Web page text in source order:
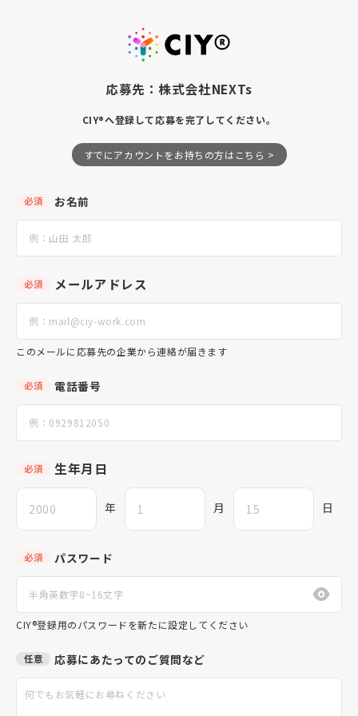
応募先：株式会社NEXTs
CIY®へ登録して応募を完了してください。
すでにアカウントをお持ちの方はこちら >
必須 お名前
必須 メールアドレス
このメールに応募先の企業から連絡が届きます
必須 電話番号
必須 生年月日
年 月 日
必須 パスワード
CIY®登録用のパスワードを新たに設定してください
任意 応募にあたってのご質問など